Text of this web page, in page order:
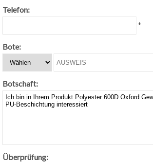
Telefon:
*
Bote:
Botschaft:
Überprüfung: